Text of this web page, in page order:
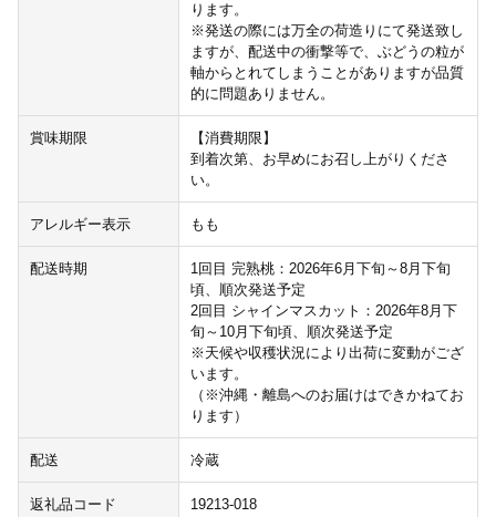
ります。
※発送の際には万全の荷造りにて発送致し
ますが、配送中の衝撃等で、ぶどうの粒が
軸からとれてしまうことがありますが品質
的に問題ありません。
賞味期限
【消費期限】
到着次第、お早めにお召し上がりくださ
い。
アレルギー表示 もも
配送時期
1回目 完熟桃：2026年6月下旬～8月下旬
頃、順次発送予定
2回目 シャインマスカット：2026年8月下
旬～10月下旬頃、順次発送予定
※天候や収穫状況により出荷に変動がござ
います。
（※沖縄・離島へのお届けはできかねてお
ります）
配送 冷蔵
返礼品コード 19213-018